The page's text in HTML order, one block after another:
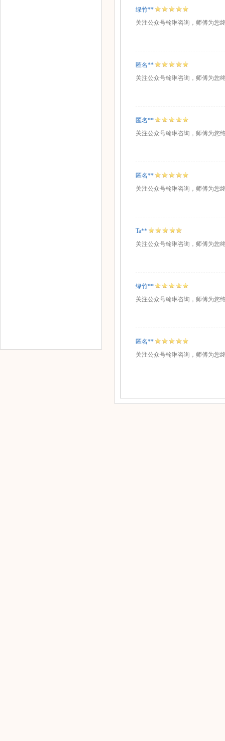
绿竹**
关注公众号翰琳咨询，师傅为您
匿名**
关注公众号翰琳咨询，师傅为您
匿名**
关注公众号翰琳咨询，师傅为您
匿名**
关注公众号翰琳咨询，师傅为您
Ta**
关注公众号翰琳咨询，师傅为您
绿竹**
关注公众号翰琳咨询，师傅为您
匿名**
关注公众号翰琳咨询，师傅为您